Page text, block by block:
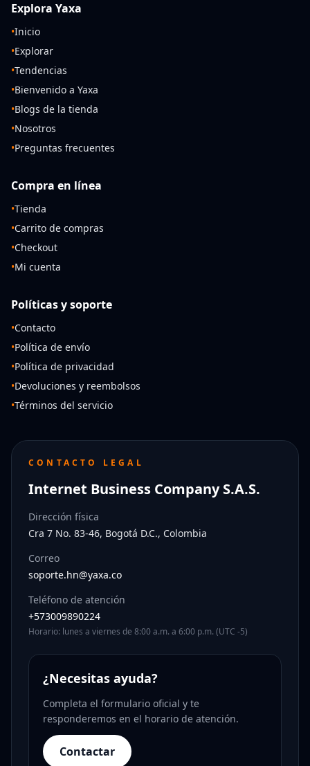
Explora Yaxa
•Inicio
•Explorar
•Tendencias
•Bienvenido a Yaxa
•Blogs de la tienda
•Nosotros
•Preguntas frecuentes
Compra en línea
•Tienda
•Carrito de compras
•Checkout
•Mi cuenta
Políticas y soporte
•Contacto
•Política de envío
•Política de privacidad
•Devoluciones y reembolsos
•Términos del servicio
CONTACTO LEGAL
Internet Business Company S.A.S.
Dirección física
Cra 7 No. 83-46, Bogotá D.C., Colombia
Correo
soporte.hn@yaxa.co
Teléfono de atención
+573009890224
Horario: lunes a viernes de 8:00 a.m. a 6:00 p.m. (UTC -5)
¿Necesitas ayuda?
Completa el formulario oficial y te
responderemos en el horario de atención.
Contactar